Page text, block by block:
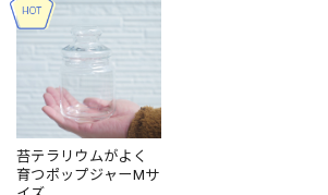
苔テラリウムがよく
育つポップジャーMサ